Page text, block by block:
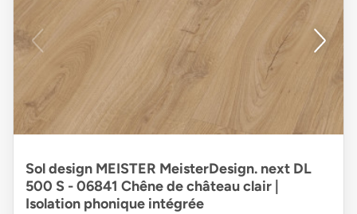
Sol design MEISTER MeisterDesign. next DL
500 S - 06841 Chêne de château clair |
Isolation phonique intégrée